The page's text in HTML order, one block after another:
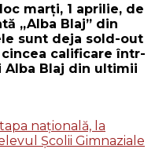
marți, 1 aprilie, de
„Alba Blaj” din
sunt deja sold-out
calificare într-
Alba Blaj din ultimii
naţională, la
Şcolii Gimnaziale